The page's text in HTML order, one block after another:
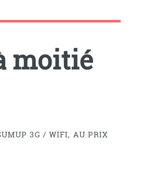
moitié
3G / WIFI, AU PRIX